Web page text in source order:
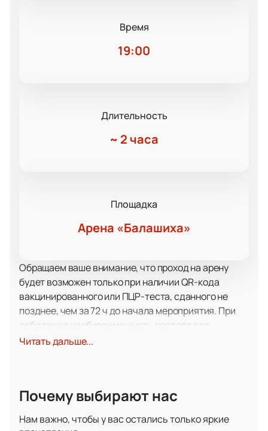
Время
19:00
Длительность
~ 2 часа
Площадка
Арена «Балашиха»
Обращаем ваше внимание, что проход на арену
будет возможен только при наличии QR-кода
вакцинированного или ПЦР-теста, сданного не
позднее, чем за 72 ч до начала мероприятия. При
себе также необходимо иметь паспорт для
удостоверения личности. При невыполнении
Открытия. Команды получили право поучаствовать
выступлению в прошлом году. Эта интересная
Читать дальше...
Почему выбирают нас
Нам важно, чтобы у вас остались только яркие